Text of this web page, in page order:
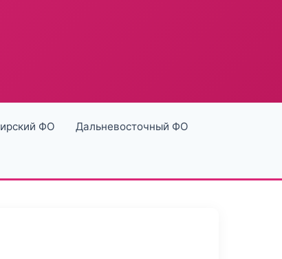
ФО Дальневосточный ФО